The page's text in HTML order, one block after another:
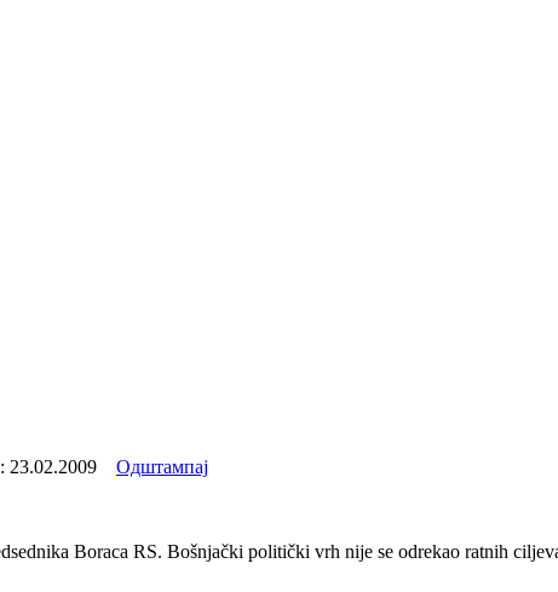
23.02.2009 Одштампај
Boraca RS. Bošnjački politički vrh nije se odrekao ratnih